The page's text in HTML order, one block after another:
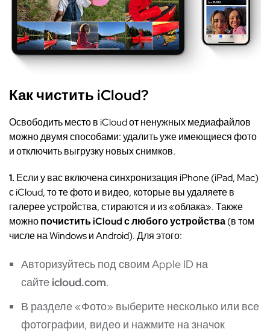
Как чистить iCloud?
Освободить место в iCloud от ненужных медиафайлов
можно двумя способами: удалить уже имеющиеся фото
и отключить выгрузку новых снимков.
1. Если у вас включена синхронизация iPhone (iPad, Mac)
с iCloud, то те фото и видео, которые вы удаляете в
галерее устройства, стираются и из «облака». Также
можнопочистить iCloud с любого устройства(в том
числе на Windows и Android). Для этого:
Авторизуйтесь под своим Apple ID на
сайте icloud.com.
В разделе «Фото» выберите несколько или все
фотографии, видео и нажмите на значок